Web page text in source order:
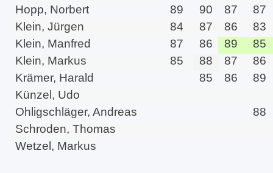
Hopp, Norbert
89 90 87
87
Klein, Jürgen
84 87 86
83
Klein, Manfred
87 86 89
85
Klein, Markus
85 88 87
86
Krämer, Harald
85 86
89
Künzel, Udo
Ohligschläger, Andreas
88
Schroden, Thomas
Wetzel, Markus